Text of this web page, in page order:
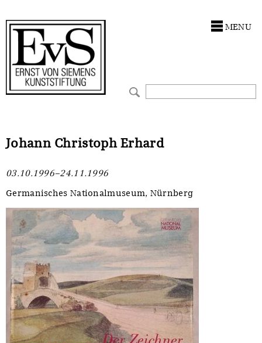
MENU
Johann Christoph Erhard
03.10.1996–24.11.1996
Germanisches Nationalmuseum, Nürnberg
Förderphilosophie
Gremien
Stellenangebote
Ankauf
Restaurierungen
UKRAINE-Förderlinie
Zwischenfinanzierung